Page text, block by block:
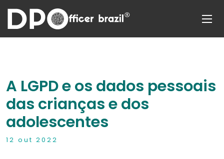
A LGPD e os dados pessoais
das crianças e dos
adolescentes
12 out 2022